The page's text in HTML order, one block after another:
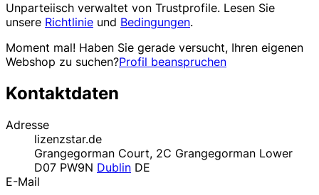
Unparteiisch verwaltet von Trustprofile. Lesen Sie
unsere Richtlinie und Bedingungen.
Moment mal! Haben Sie gerade versucht, Ihren eigenen
Webshop zu suchen?Profil beanspruchen
Kontaktdaten
Adresse
lizenzstar.de
Grangegorman Court, 2C Grangegorman Lower
D07 PW9N Dublin DE
E-Mail